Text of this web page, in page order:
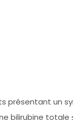
présentant
bilirubine totale